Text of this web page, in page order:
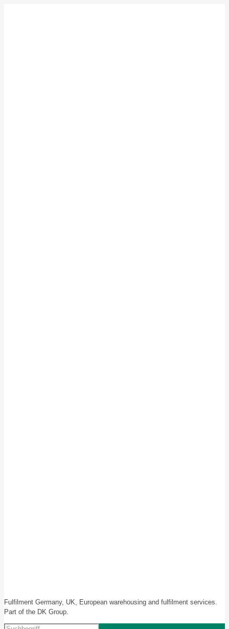
Fulfilment Germany, UK, European warehousing and fulfilment services.
Part of the DK Group.